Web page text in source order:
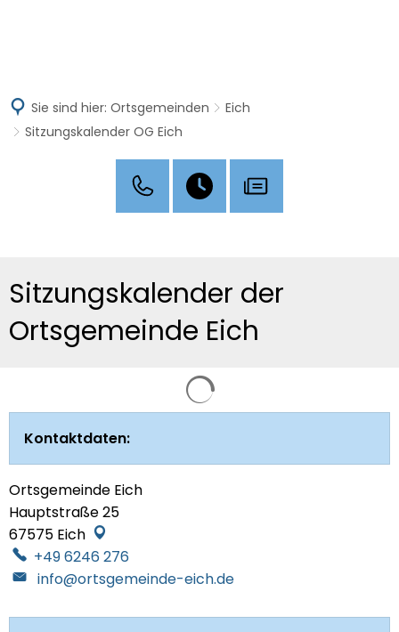
Sie sind hier: Ortsgemeinden
Eich
Sitzungskalender OG Eich
Sitzungskalender
OG
Eich
Sitzungskalender der
Ortsgemeinde Eich
Kontaktdaten:
Ortsgemeinde Eich
Hauptstraße 25
67575 Eich
+49 6246 276
info@ortsgemeinde-eich.de